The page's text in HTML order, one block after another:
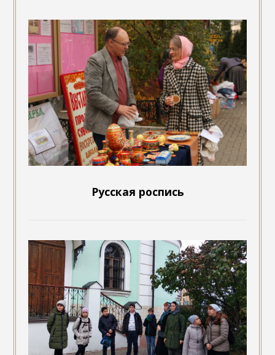
Русская роспись